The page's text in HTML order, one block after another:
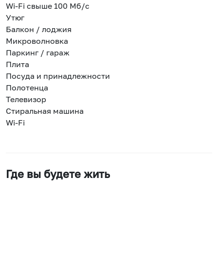
Wi-Fi свыше 100 Мб/с
Утюг
Балкон / лоджия
Микроволновка
Паркинг / гараж
Плита
Посуда и принадлежности
Полотенца
Телевизор
Стиральная машина
Wi-Fi
Где вы будете жить